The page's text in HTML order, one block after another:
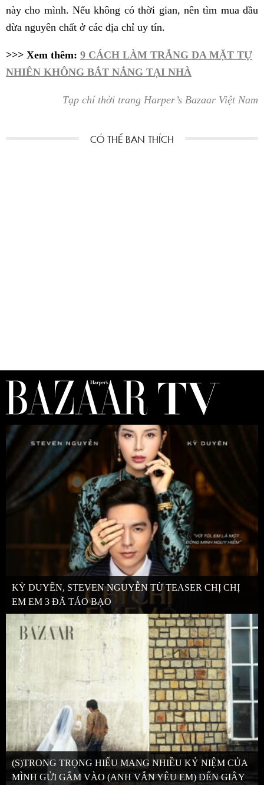
này cho mình. Nếu không có thời gian, nên tìm mua dầu
dừa nguyên chất ở các địa chỉ uy tín.
>>> Xem thêm: 9 CÁCH LÀM TRẮNG DA MẶT TỰ
NHIÊN KHÔNG BẮT NẮNG TẠI NHÀ
Tạp chí thời trang Harper’s Bazaar Việt Nam
KỲ DUYÊN, STEVEN NGUYỄN TỪ TEASER CHỊ CHỊ
EM EM 3 ĐÃ TÁO BẠO
(S)TRONG TRỌNG HIẾU MANG NHIỀU KỶ NIỆM CỦA
MÌNH GỬI GẮM VÀO (ANH VẪN YÊU EM) ĐẾN GIÂY